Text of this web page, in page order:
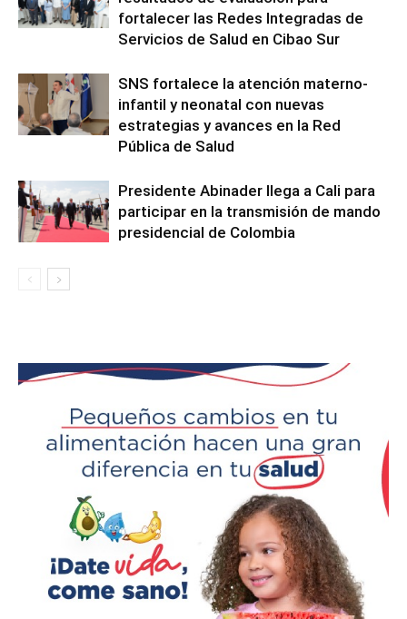
fortalecer las Redes Integradas de
Servicios de Salud en Cibao Sur
SNS fortalece la atención materno-
infantil y neonatal con nuevas
estrategias y avances en la Red
Pública de Salud
Presidente Abinader llega a Cali para
participar en la transmisión de mando
presidencial de Colombia